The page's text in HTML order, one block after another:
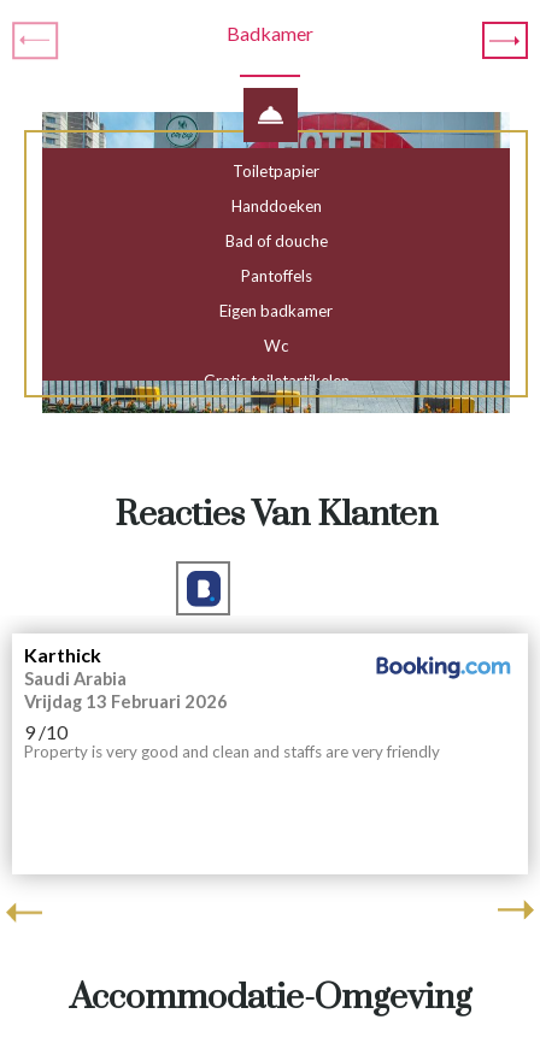
Badkamer
Toiletpapier
Handdoeken
Bad of douche
Pantoffels
Eigen badkamer
Wc
Gratis toiletartikelen
Föhn
Reacties Van Klanten
Karthick
Saudi Arabia
Vrijdag 13 Februari 2026
9/10
Property is very good and clean and staffs are very friendly
Accommodatie-Omgeving